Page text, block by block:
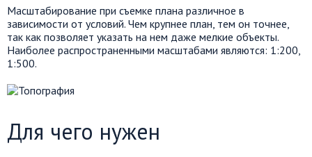
Масштабирование при съемке плана различное в
зависимости от условий. Чем крупнее план, тем он точнее,
так как позволяет указать на нем даже мелкие объекты.
Наиболее распространенными масштабами являются: 1:200,
1:500.
Для чего нужен